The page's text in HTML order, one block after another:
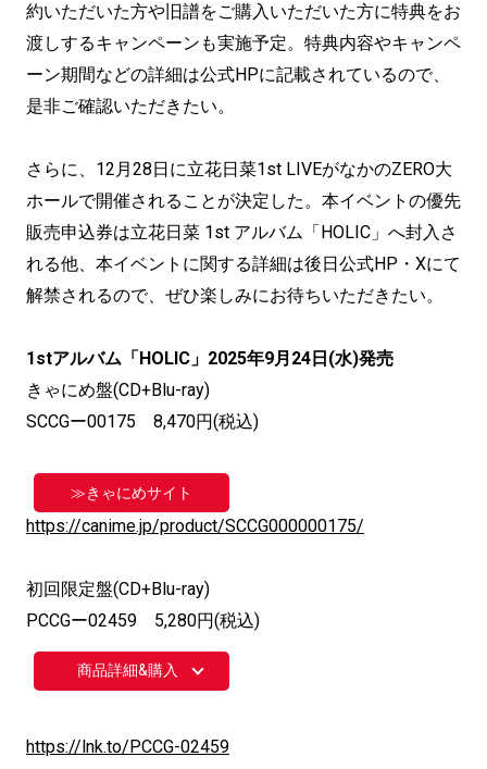
約いただいた方や旧譜をご購入いただいた方に特典をお
渡しするキャンペーンも実施予定。特典内容やキャンペ
ーン期間などの詳細は公式HPに記載されているので、
是非ご確認いただきたい。
さらに、12月28日に立花日菜1st LIVEがなかのZERO大
ホールで開催されることが決定した。本イベントの優先
販売申込券は立花日菜 1st アルバム「HOLIC」へ封入さ
れる他、本イベントに関する詳細は後日公式HP・Xにて
解禁されるので、ぜひ楽しみにお待ちいただきたい。
1stアルバム「HOLIC」2025年9月24日(水)発売
きゃにめ盤(CD+Blu-ray)
SCCGー00175 8,470円(税込)
≫きゃにめサイト
https://canime.jp/product/SCCG000000175/
初回限定盤(CD+Blu-ray)
PCCGー02459 5,280円(税込)
商品詳細&購入
https://lnk.to/PCCG-02459